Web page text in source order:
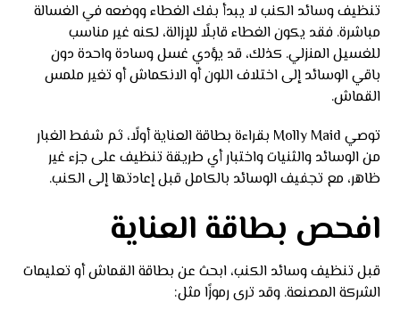
تنظيف وسائد الكنب لا يبدأ بفك الغطاء ووضعه في الغسالة
مباشرة. فقد يكون الغطاء قابلًا للإزالة، لكنه غير مناسب
للغسيل المنزلي. كذلك، قد يؤدي غسل وسادة واحدة دون
باقي الوسائد إلى اختلاف اللون أو الانكماش أو تغير ملمس
القماش.
توصي Molly Maid بقراءة بطاقة العناية أولًا، ثم شفط الغبار
من الوسائد والثنيات واختبار أي طريقة تنظيف على جزء غير
ظاهر، مع تجفيف الوسائد بالكامل قبل إعادتها إلى الكنب.
افحص بطاقة العناية
قبل تنظيف وسائد الكنب، ابحث عن بطاقة القماش أو تعليمات
الشركة المصنعة. وقد ترى رموزًا مثل: